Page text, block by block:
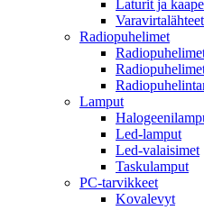
Laturit ja
Varavirtalähteet
Radiopuhelimet
Lamput
Led-lamput
Led-valaisimet
Taskulamput
PC-tarvikkeet
Kovalevyt